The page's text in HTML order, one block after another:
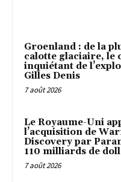
Groenland : de la
calotte glaciaire, le
inquiétant de
Gilles Denis
7 août 2026
Le Royaume-Uni
l’acquisition de
Discovery par
110 milliards de
7 août 2026